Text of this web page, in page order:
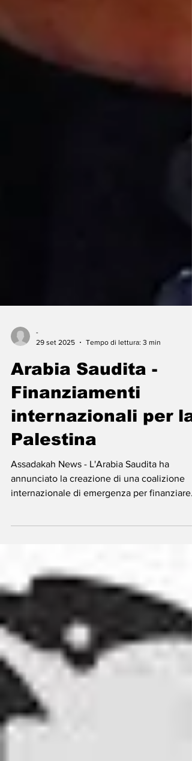
29 set 2025
Tempo di lettura: 3 min
Arabia Saudita -
Finanziamenti
internazionali per la
Palestina
Assadakah News - L'Arabia Saudita ha
annunciato la creazione di una coalizione
l'Autorità...